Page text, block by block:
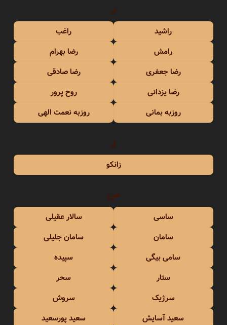
ر
راشید
راغب
رامش
رضا بهرام
رضا جعفری
رضا صادقی
رضا یزدانی
روح پرور
روزبه بمانی
روزبه نعمت الهی
ز
زانکو
س
ساسی
سالار عقیلی
سامان
سامان جلیلی
سامی بیگی
سپیده
ستار
سحر
سرژیک
سروش
سعید آسایش
سعید پورسعید